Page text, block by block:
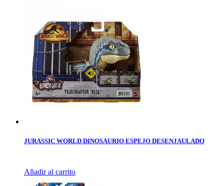
JURASSIC WORLD DINOSAURIO ESPEJO DESENJAULADO
Añadir al carrito